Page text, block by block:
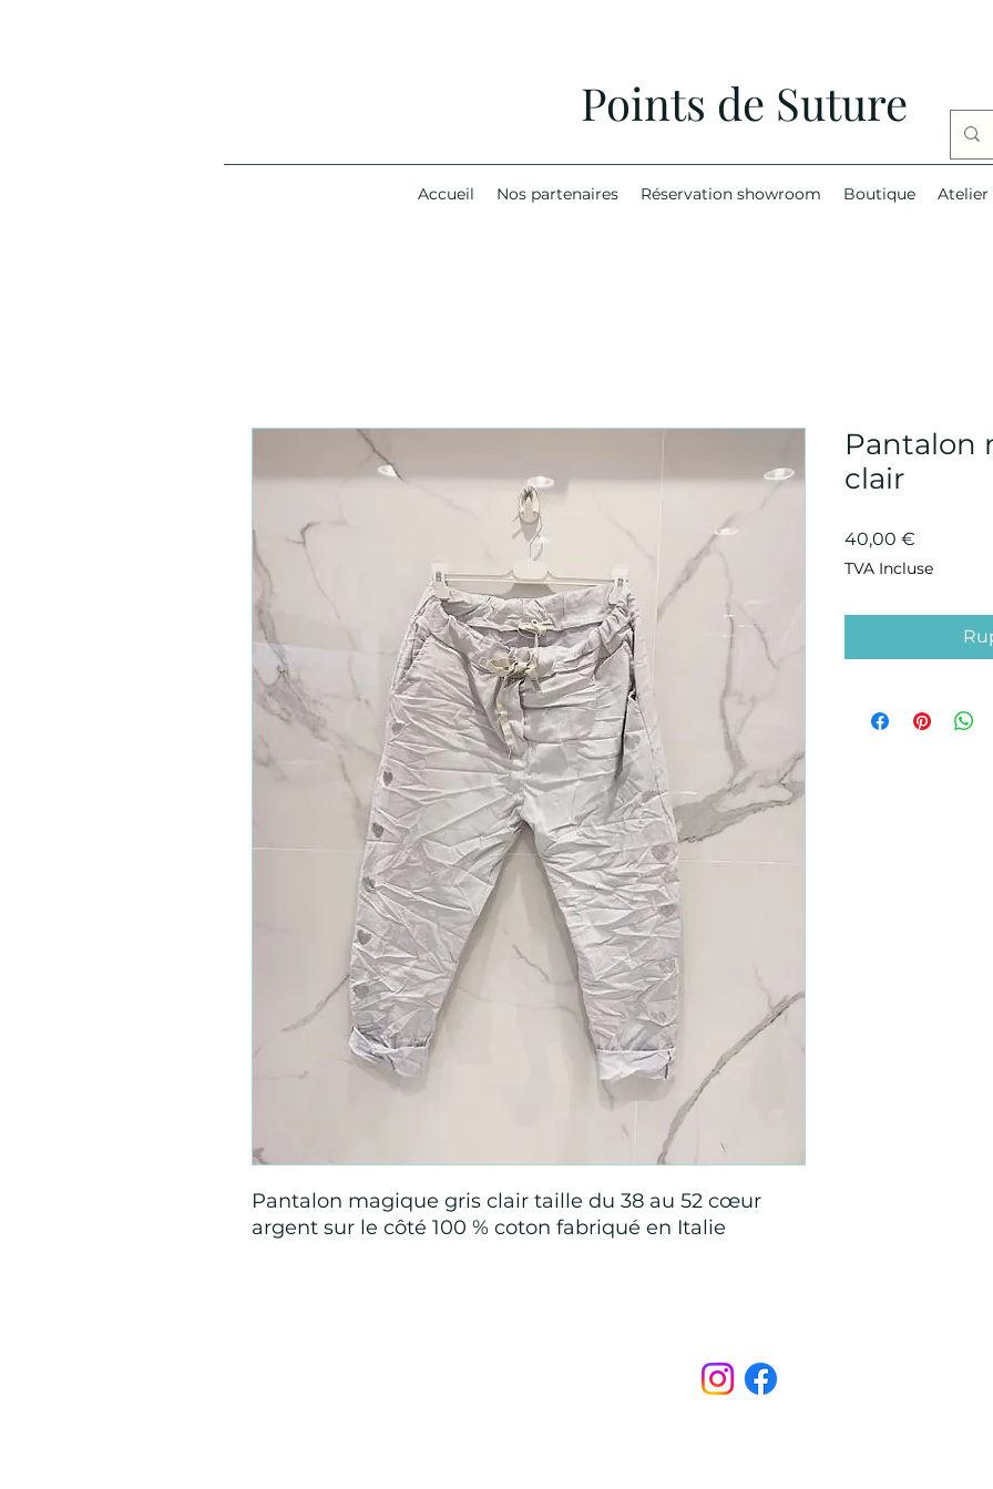
Points de Suture
Accueil Nos partenaires Réservation showroom Boutique Atelier
Pantalon magique gris clair taille du 38 au 52 cœur
argent sur le côté 100 % coton fabriqué en Italie
Pantalon
clair
40,00 €
TVA Incluse